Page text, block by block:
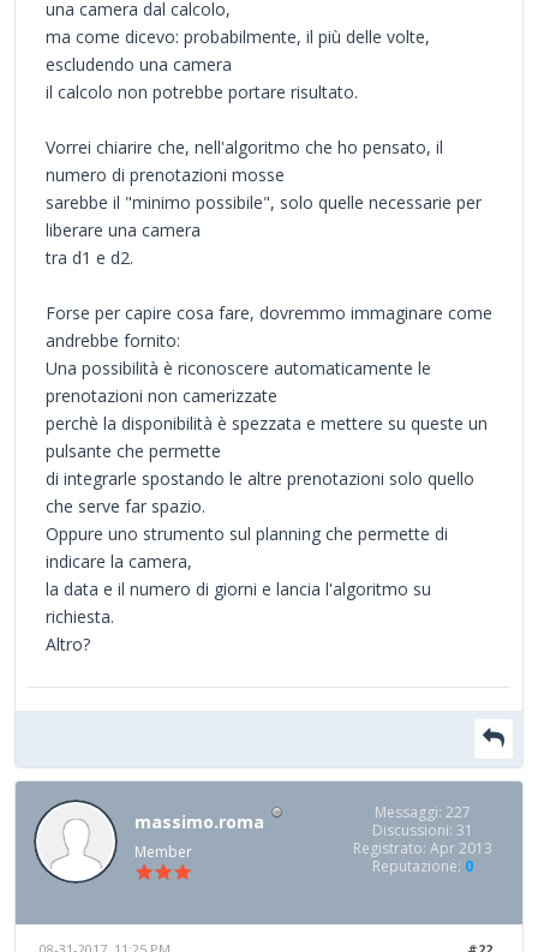
una camera dal calcolo,
ma come dicevo: probabilmente, il più delle volte,
escludendo una camera
il calcolo non potrebbe portare risultato.
Vorrei chiarire che, nell'algoritmo che ho pensato, il
numero di prenotazioni mosse
sarebbe il "minimo possibile", solo quelle necessarie per
liberare una camera
tra d1 e d2.
Forse per capire cosa fare, dovremmo immaginare come
andrebbe fornito:
Una possibilità è riconoscere automaticamente le
prenotazioni non camerizzate
perchè la disponibilità è spezzata e mettere su queste un
pulsante che permette
di integrarle spostando le altre prenotazioni solo quello
che serve far spazio.
Oppure uno strumento sul planning che permette di
indicare la camera,
la data e il numero di giorni e lancia l'algoritmo su
richiesta.
Altro?
massimo.roma
Member
Messaggi: 227
Discussioni: 31
Registrato: Apr 2013
Reputazione: 0